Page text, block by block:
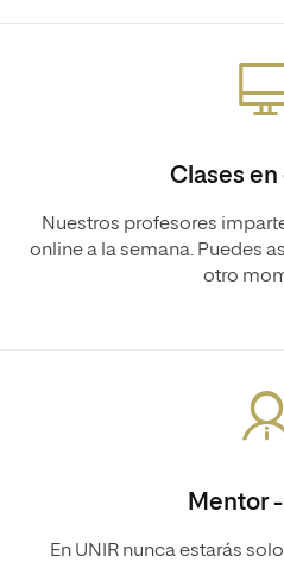
Clases
Nuestros profesores
online a la semana. Puedes
otro
Mentor
En UNIR nunca estarás